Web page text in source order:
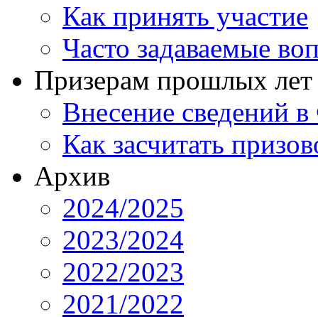
Как принять участие
Часто задаваемые
Призерам прошлых лет
Внесение
Как засчитать
Архив
2024/2025
2023/2024
2022/2023
2021/2022